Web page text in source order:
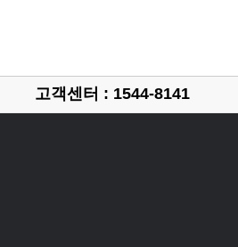
고객센터 : 1544-8141